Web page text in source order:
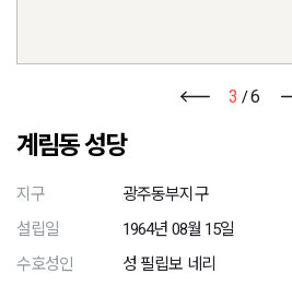
3 /6
계림동 성당
지구
광주동부지구
설립일
1964년 08월 15일
수호성인
성 필립보 네리